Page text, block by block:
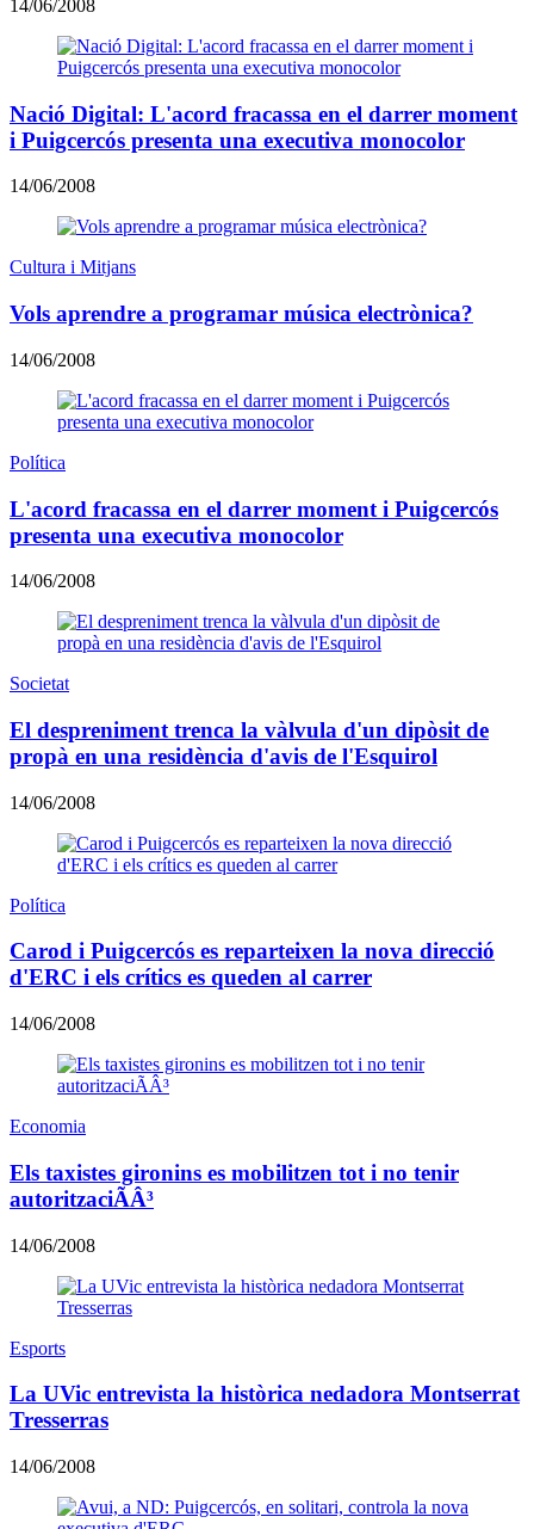
14/06/2008
Nació Digital: L'acord fracassa en el darrer moment
i Puigcercós presenta una executiva monocolor
14/06/2008
Cultura i Mitjans
Vols aprendre a programar música electrònica?
14/06/2008
Política
L'acord fracassa en el darrer moment i Puigcercós
presenta una executiva monocolor
14/06/2008
Societat
El despreniment trenca la vàlvula d'un dipòsit de
propà en una residència d'avis de l'Esquirol
14/06/2008
Política
Carod i Puigcercós es reparteixen la nova direcció
d'ERC i els crítics es queden al carrer
14/06/2008
Economia
Els taxistes gironins es mobilitzen tot i no tenir
autoritzaciÃÂ³
14/06/2008
Esports
La UVic entrevista la històrica nedadora Montserrat
Tresserras
14/06/2008